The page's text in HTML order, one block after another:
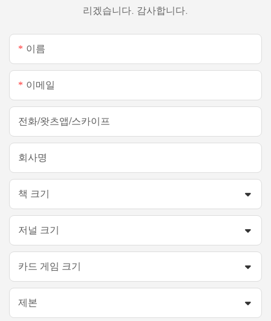
리겠습니다. 감사합니다.
이름
이메일
전화/왓츠앱/스카이프
회사명
책 크기
저널 크기
카드 게임 크기
제본